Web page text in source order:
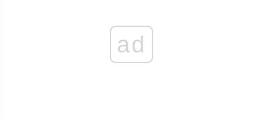
ad